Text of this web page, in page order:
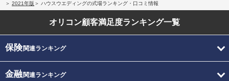
2021年版
ハウスウエディングの式場ランキング・口コミ情報
オリコン顧客満足度ランキング一覧
保険関連ランキング
金融関連ランキング